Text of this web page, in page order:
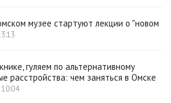
музее стартуют лекции о "новом
гуляем по альтернативному
расстройства: чем заняться в Омске